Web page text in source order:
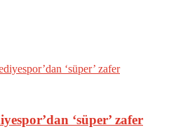
‘süper’ zafer